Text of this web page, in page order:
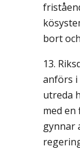
bort
anförs
utreda
med
gynnar